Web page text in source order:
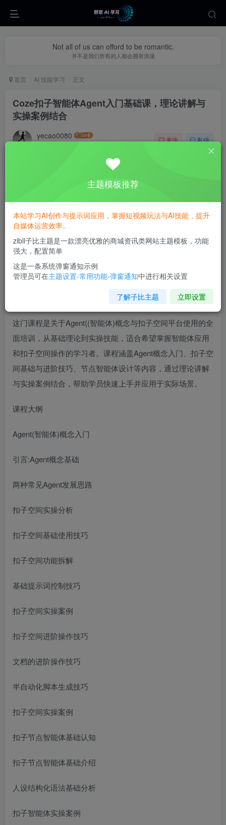
Not all of us can offord to be romantic.
并不是我们所有的人都会拥有浪漫
首页 AI 技能学习 正文
Coze扣子智能体Agent入门基础课，理论讲解与
实操案例结合
yecao0080 关注 私信
这门课程是关于Agent((智能体)概念与扣子空间平台使用的全
面培训，从基础理论到实操技能，适合希望掌握智能体应用
和扣子空间操作的学习者。课程涵盖Agent概念入门、扣子空
间基础与进阶技巧、节点智能体设计等内容，通过理论讲解
与实操案例结合，帮助学员快速上手并应用于实际场景。
课程大纲
Agent(智能体)概念入门
引言:Agent概念基础
两种常见Agent发展思路
扣子空间实操分析
扣子空间基础使用技巧
扣子空间功能拆解
基础提示词控制技巧
扣子空间实操案例
扣子空间进阶操作技巧
文档的进阶操作技巧
半自动化脚本生成技巧
扣子空间实操案例
扣子节点智能体基础认知
扣子节点智能体基础介绍
人设结构化语法基础分析
扣子智能体实操案例
主题模板推荐
本站学习AI创作与提示词应用，掌握短视频玩法与AI技能，提升
自媒体运营效率。
zibll子比主题是一款漂亮优雅的商城资讯类网站主题模板，功能
强大，配置简单
这是一条系统弹窗通知示例
管理员可在主题设置-常用功能-弹窗通知中进行相关设置
了解子比主题 立即设置